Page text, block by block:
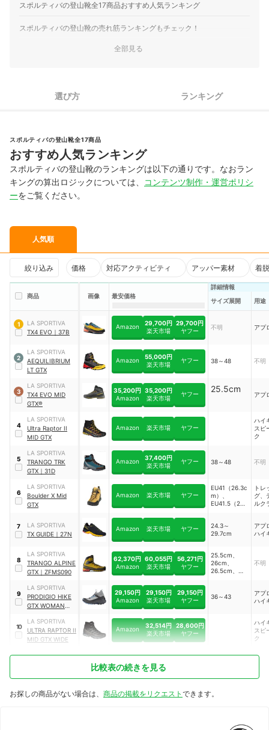
スポルティバの登山靴全17商品おすすめ人気ランキング
スポルティバの登山靴の売れ筋ランキングもチェック！
全部見る
選び方 ランキング
スポルティバの登山靴全17商品
おすすめ人気ランキング
スポルティバの登山靴のランキングは以下の通りです。なおラン
キングの算出ロジックについては、
コンテンツ制作・運営ポリシ
ーをご覧ください。
人気順
絞り込み 価格 対応アクティビティ アッパー素材 着
商品 画像 最安価格
詳細情報
サイズ展開
用途
1
LA SPORTIVA
TX4 EVO ｜ 37B
Amazon
29,700円
楽天市場
29,700円
ヤフー
不明 アプ
2
LA SPORTIVA
AEQUILIBRIUM
LT GTX
Amazon
55,000円
楽天市場
ヤフー 38～48 不明
3
LA SPORTIVA
TX4 EVO MID
GTX®
35,200円
Amazon
35,200円
楽天市場
ヤフー 25.5cm
アプ
4
LA SPORTIVA
Ultra Raptor II
MID GTX
Amazon 楽天市場 ヤフー
ハイ
スピ
ク
5
LA SPORTIVA
TRANGO TRK
GTX ｜ 31D
Amazon
37,400円
楽天市場
ヤフー 38～48 不明
6
LA SPORTIVA
Boulder X Mid
GTX
Amazon 楽天市場 ヤフー
EU41（26.3c
m）、
EU41.5（26.7
m）、
EU42.5（27.
m）、
EU43.5（28.
0cm）、
EU44.5（28.
トレ
グ、
ルク
7
LA SPORTIVA
TX GUIDE ｜ 27N
Amazon 楽天市場 ヤフー
24.3～
29.7cm
アプ
ハイ
8
LA SPORTIVA
TRANGO ALPINE
GTX ｜ ZFMS090
62,370円
Amazon
60,055円
楽天市場
56,271円
ヤフー
25.5cm、
26cm、
26.5cm、
28cm、
不明
9
LA SPORTIVA
PRODIGIO HIKE
GTX WOMAN
29,150円
Amazon
29,150円
楽天市場
29,150円
ヤフー
36～43
アプ
ハイ
10
LA SPORTIVA
ULTRA RAPTOR II
MID GTX WIDE
Amazon
32,514円
楽天市場
28,600円
ヤフー
ハイ
スピ
ク
比較表の続きを見る
お探しの商品がない場合は、 商品の掲載をリクエスト できます。